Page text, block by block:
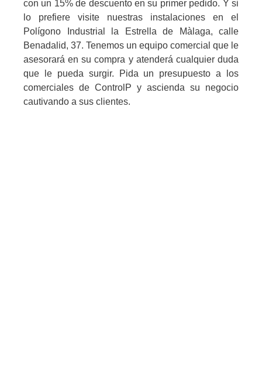
con un 15% de descuento en su primer pedido. Y si
lo prefiere visite nuestras instalaciones en el
Polígono Industrial la Estrella de Màlaga, calle
Benadalid, 37. Tenemos un equipo comercial que le
asesorará en su compra y atenderá cualquier duda
que le pueda surgir. Pida un presupuesto a los
comerciales de ControlP y ascienda su negocio
cautivando a sus clientes.